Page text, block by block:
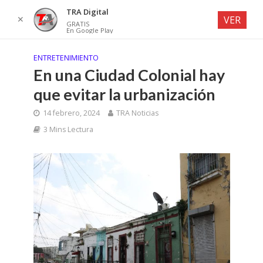
ENTRETENIMIENTO
En una Ciudad Colonial hay
que evitar la urbanización
14 febrero, 2024
TRA Noticias
3 Mins Lectura
✕
TRA Digital
GRATIS
En Google Play
VER